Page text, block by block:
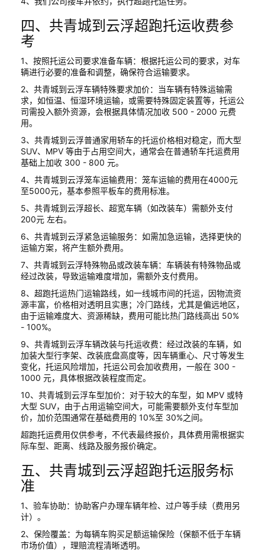
四、共青城到云浮超跑托运收费参
考
1、按照托运公司要求准备车辆：根据托运公司的要求，对车
辆进行必要的准备和调整，确保符合运输要求。
2、共青城到云浮车辆特殊要求加价：当车辆有特殊运输需
求，如恒温、恒湿环境运输，或需要特殊固定装置等，托运公
司需投入额外资源，会根据具体情况加收 500 - 2000 元费
用。
3、共青城到云浮普通家用轿车的托运价格相对稳定，而大型
SUV、MPV 等由于占用空间大，通常会在普通轿车托运费用
基础上加收 300 - 800 元。
4、共青城到云浮笼车运输费用：笼车运输的费用在4000元
至5000元，基本参照平板车的费用标准。
5、共青城到云浮超长、超宽车辆（如改装车）需额外支付
200元 左右。
6、共青城到云浮紧急运输服务：如需加急运输，选择更快的
运输方案，将产生额外费用。
7、共青城到云浮特殊物品或改装车辆：车辆装有特殊物品或
经过改装，导致运输难度增加，需额外支付费用。
8、超跑托运热门运输路线，如一线城市间的托运，因物流资
源丰富，价格相对透明且实惠；冷门路线，尤其是偏远地区，
由于运输难度大、资源稀缺，费用可能比热门路线高出 50%
- 100%。
9、共青城到云浮车辆改装与托运收费：经过改装的车辆，如
加装大型行李架、改装底盘高度等，因车辆重心、尺寸等发生
变化，托运风险增加，托运公司会加收费用，一般在 300 -
1000 元，具体根据改装程度而定。
10、共青城到云浮车型加价：对于较大的车型，如 MPV 或特
大型 SUV，由于占用运输空间大，可能需要额外支付车型加
价，加价范围通常在基础费用的 10%至 30%之间。
超跑托运费用仅供参考，不代表最终报价，具体费用需根据实
际车型、距离、线路及服务报价确定。
五、共青城到云浮超跑托运服务标
准
1、验车协助：协助客户办理车辆年检、过户等手续（费用另
计）。
2、保险覆盖：为每辆车购买足额运输保险（保额不低于车辆
市场价值），理赔流程清晰透明。